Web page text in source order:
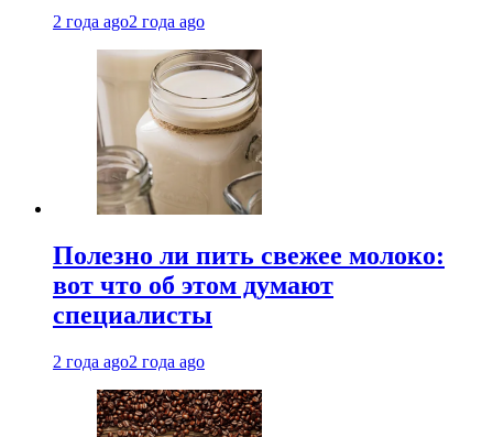
2 года ago2 года ago
Полезно ли пить свежее молоко:
вот что об этом думают
специалисты
2 года ago2 года ago